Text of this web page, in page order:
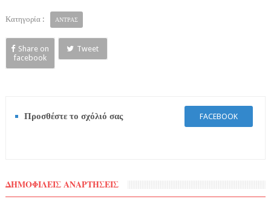
Κατηγορία : ΑΝΤΡΑΣ
Share on
facebook
Tweet
Προσθέστε το σχόλιό σας FACEBOOK
ΔΗΜΟΦΙΛΕΙΣ ΑΝΑΡΤΗΣΕΙΣ